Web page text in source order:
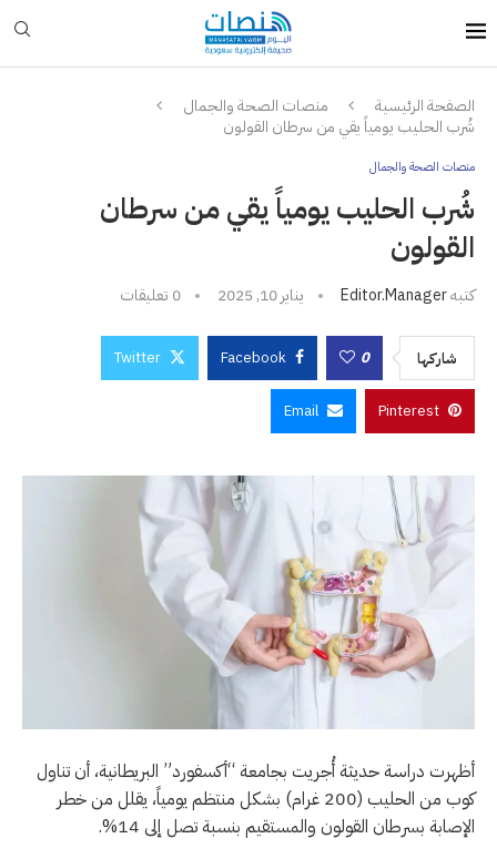
الصفحة الرئيسية
منصات الصحة والجمال
شُرب الحليب يومياً يقي من سرطان القولون
منصات الصحة والجمال
شُرب الحليب يومياً يقي من سرطان
القولون
كتبهEditor.manager يناير 10, 2025 0 تعليقات
شاركها 0
Facebook
Twitter
Pinterest
Email
أظهرت دراسة حديثة أُجريت بجامعة “أكسفورد” البريطانية، أن تناول
كوب من الحليب (200 غرام) بشكل منتظم يومياً، يقلل من خطر
الإصابة بسرطان القولون والمستقيم بنسبة تصل إلى 14%.